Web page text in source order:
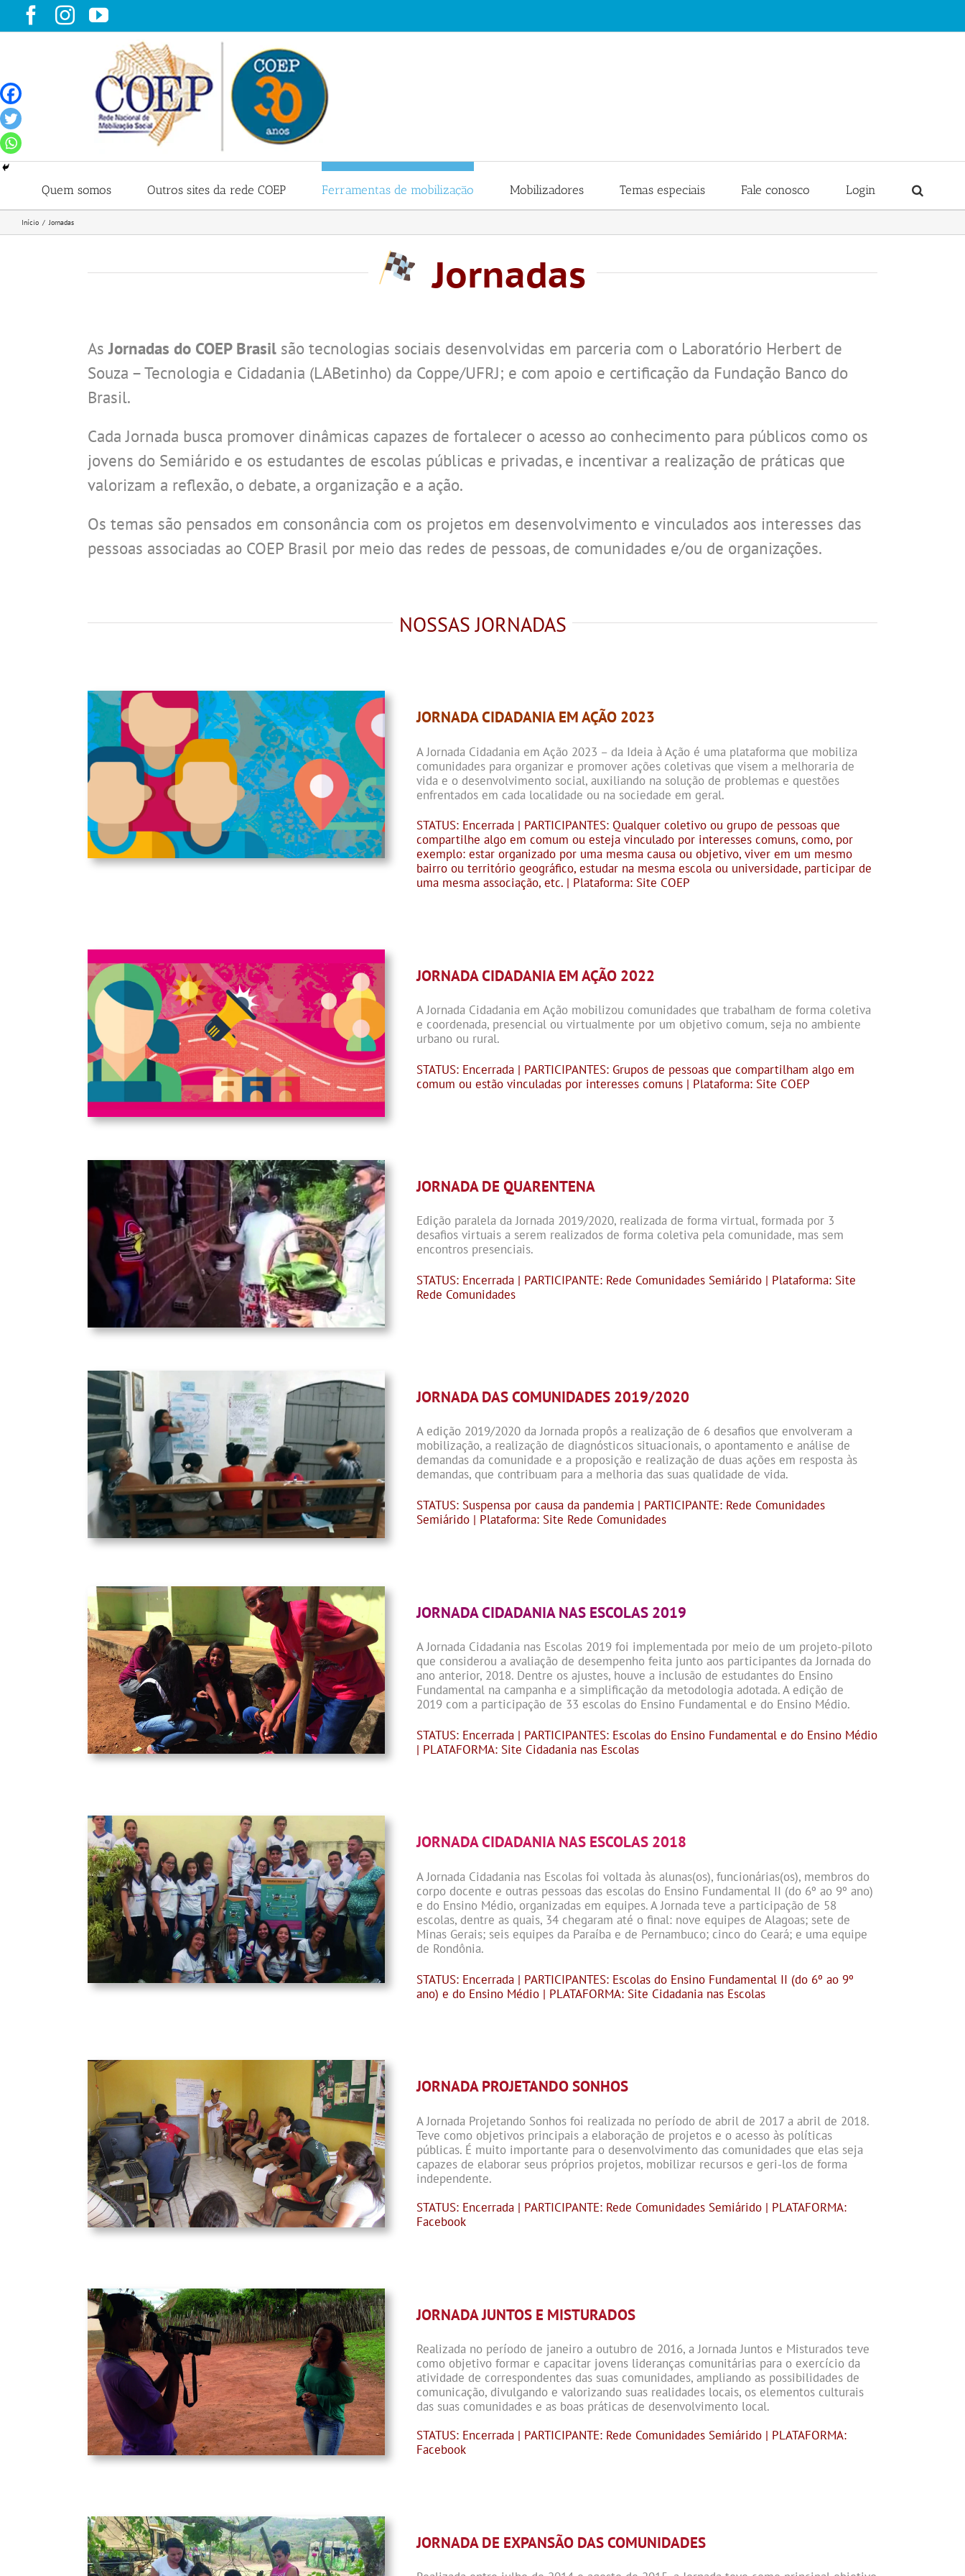
para
conteúdo
Facebook
Instagram
YouTube
Quem somos Outros sites da rede COEP Ferramentas de mobilização Mobilizadores Temas especiais Fale conosco Login
Início Jornadas
Jornadas
AsJornadas do COEP Brasilsão tecnologias sociais desenvolvidas em parceria com o Laboratório Herbert de
Souza – Tecnologia e Cidadania (LABetinho) da Coppe/UFRJ; e com apoio e certificação da Fundação Banco do
Brasil.
Cada Jornada busca promover dinâmicas capazes de fortalecer o acesso ao conhecimento para públicos como os
jovens do Semiárido e os estudantes de escolas públicas e privadas, e incentivar a realização de práticas que
valorizam a reflexão, o debate, a organização e a ação.
Os temas são pensados em consonância com os projetos em desenvolvimento e vinculados aos interesses das
pessoas associadas ao COEP Brasil por meio das redes de pessoas, de comunidades e/ou de organizações.
NOSSAS JORNADAS
JORNADA CIDADANIA EM AÇÃO 2023
A Jornada Cidadania em Ação 2023 – da Ideia à Ação é uma plataforma que mobiliza
comunidades para organizar e promover ações coletivas que visem a melhoraria de
vida e o desenvolvimento social, auxiliando na solução de problemas e questões
enfrentados em cada localidade ou na sociedade em geral.
STATUS: Encerrada | PARTICIPANTES: Qualquer coletivo ou grupo de pessoas que
compartilhe algo em comum ou esteja vinculado por interesses comuns, como, por
exemplo: estar organizado por uma mesma causa ou objetivo, viver em um mesmo
bairro ou território geográfico, estudar na mesma escola ou universidade, participar de
uma mesma associação, etc. | Plataforma: Site COEP
JORNADA CIDADANIA EM AÇÃO 2022
A Jornada Cidadania em Ação mobilizou comunidades que trabalham de forma coletiva
e coordenada, presencial ou virtualmente por um objetivo comum, seja no ambiente
urbano ou rural.
STATUS: Encerrada | PARTICIPANTES: Grupos de pessoas que compartilham algo em
comum ou estão vinculadas por interesses comuns | Plataforma: Site COEP
JORNADA DE QUARENTENA
Edição paralela da Jornada 2019/2020, realizada de forma virtual, formada por 3
desafios virtuais a serem realizados de forma coletiva pela comunidade, mas sem
encontros presenciais.
STATUS: Encerrada | PARTICIPANTE: Rede Comunidades Semiárido | Plataforma: Site
Rede Comunidades
JORNADA DAS COMUNIDADES 2019/2020
A edição 2019/2020 da Jornada propôs a realização de 6 desafios que envolveram a
mobilização, a realização de diagnósticos situacionais, o apontamento e análise de
demandas da comunidade e a proposição e realização de duas ações em resposta às
demandas, que contribuam para a melhoria das suas qualidade de vida.
STATUS: Suspensa por causa da pandemia | PARTICIPANTE: Rede Comunidades
Semiárido | Plataforma: Site Rede Comunidades
JORNADA CIDADANIA NAS ESCOLAS 2019
A Jornada Cidadania nas Escolas 2019 foi implementada por meio de um projeto-piloto
que considerou a avaliação de desempenho feita junto aos participantes da Jornada do
ano anterior, 2018. Dentre os ajustes, houve a inclusão de estudantes do Ensino
Fundamental na campanha e a simplificação da metodologia adotada. A edição de
2019 com a participação de 33 escolas do Ensino Fundamental e do Ensino Médio.
STATUS: Encerrada | PARTICIPANTES: Escolas do Ensino Fundamental e do Ensino Médio
| PLATAFORMA: Site Cidadania nas Escolas
JORNADA CIDADANIA NAS ESCOLAS 2018
A Jornada Cidadania nas Escolas foi voltada às alunas(os), funcionárias(os), membros do
corpo docente e outras pessoas das escolas do Ensino Fundamental II (do 6º ao 9º ano)
e do Ensino Médio, organizadas em equipes. A Jornada teve a participação de 58
escolas, dentre as quais, 34 chegaram até o final: nove equipes de Alagoas; sete de
Minas Gerais; seis equipes da Paraíba e de Pernambuco; cinco do Ceará; e uma equipe
de Rondônia.
STATUS: Encerrada | PARTICIPANTES: Escolas do Ensino Fundamental II (do 6º ao 9º
ano) e do Ensino Médio | PLATAFORMA: Site Cidadania nas Escolas
JORNADA PROJETANDO SONHOS
A Jornada Projetando Sonhos foi realizada no período de abril de 2017 a abril de 2018.
Teve como objetivos principais a elaboração de projetos e o acesso às políticas
públicas. É muito importante para o desenvolvimento das comunidades que elas seja
capazes de elaborar seus próprios projetos, mobilizar recursos e geri-los de forma
independente.
STATUS: Encerrada | PARTICIPANTE: Rede Comunidades Semiárido | PLATAFORMA:
Facebook
JORNADA JUNTOS E MISTURADOS
Realizada no período de janeiro a outubro de 2016, a Jornada Juntos e Misturados teve
como objetivo formar e capacitar jovens lideranças comunitárias para o exercício da
atividade de correspondentes das suas comunidades, ampliando as possibilidades de
comunicação, divulgando e valorizando suas realidades locais, os elementos culturais
das suas comunidades e as boas práticas de desenvolvimento local.
STATUS: Encerrada | PARTICIPANTE: Rede Comunidades Semiárido | PLATAFORMA:
Facebook
JORNADA DE EXPANSÃO DAS COMUNIDADES